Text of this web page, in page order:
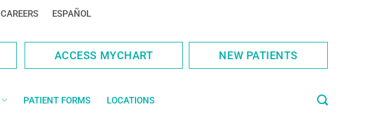
CAREERS ESPAÑOL
ACCESS MYCHART NEW PATIENTS
PATIENT FORMS LOCATIONS